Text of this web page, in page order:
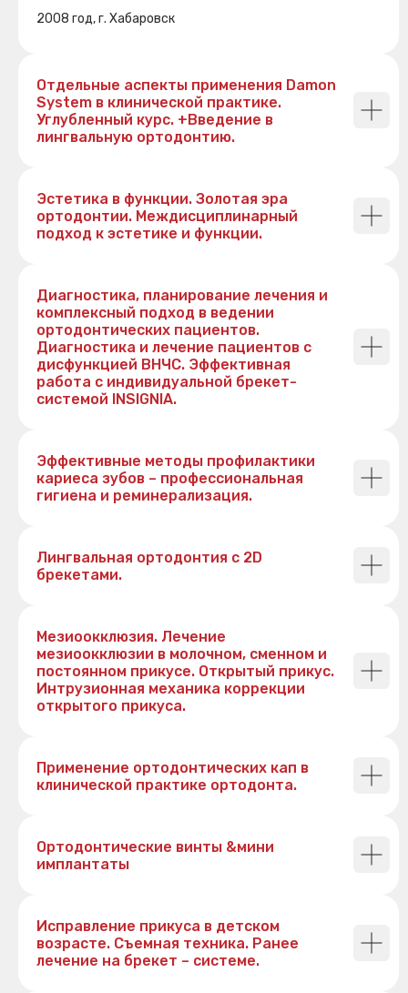
2008 год, г. Хабаровск
Отдельные аспекты применения Damon
System в клинической практике.
Углубленный курс. +Введение в
лингвальную ортодонтию.
Эстетика в функции. Золотая эра
ортодонтии. Междисциплинарный
подход к эстетике и функции.
Диагностика, планирование лечения и
комплексный подход в ведении
ортодонтических пациентов.
Диагностика и лечение пациентов с
дисфункцией ВНЧС. Эффективная
работа с индивидуальной брекет-
системой INSIGNIA.
Эффективные методы профилактики
кариеса зубов – профессиональная
гигиена и реминерализация.
Лингвальная ортодонтия с 2D
брекетами.
Мезиоокклюзия. Лечение
мезиоокклюзии в молочном, сменном и
постоянном прикусе. Открытый прикус.
Интрузионная механика коррекции
открытого прикуса.
Применение ортодонтических кап в
клинической практике ортодонта.
Ортодонтические винты &мини
имплантаты
Исправление прикуса в детском
возрасте. Съемная техника. Ранее
лечение на брекет – системе.